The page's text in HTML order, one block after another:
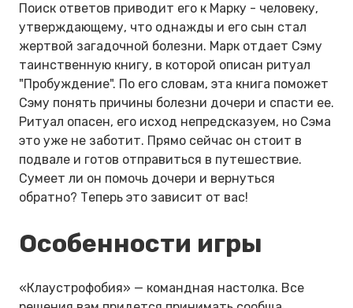
Поиск ответов приводит его к Марку - человеку,
утверждающему, что однажды и его сын стал
жертвой загадочной болезни. Марк отдает Сэму
таинственную книгу, в которой описан ритуал
"Пробуждение". По его словам, эта книга поможет
Сэму понять причины болезни дочери и спасти ее.
Ритуал опасен, его исход непредсказуем, но Сэма
это уже не заботит. Прямо сейчас он стоит в
подвале и готов отправиться в путешествие.
Сумеет ли он помочь дочери и вернуться
обратно? Теперь это зависит от вас!
Особенности игры
«Клаустрофобия» — командная настолка. Все